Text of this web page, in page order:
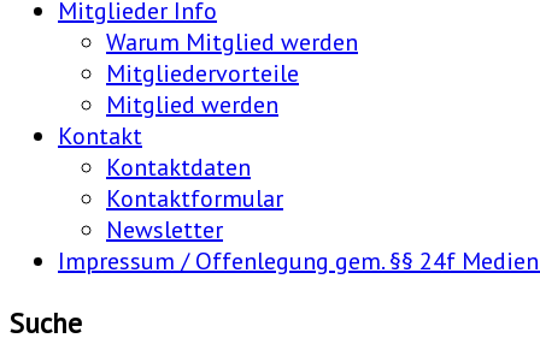
Mitglieder Info
Warum Mitglied werden
Mitgliedervorteile
Mitglied werden
Kontakt
Kontaktdaten
Kontaktformular
Newsletter
Impressum / Offenlegung gem. §§ 24f
Suche